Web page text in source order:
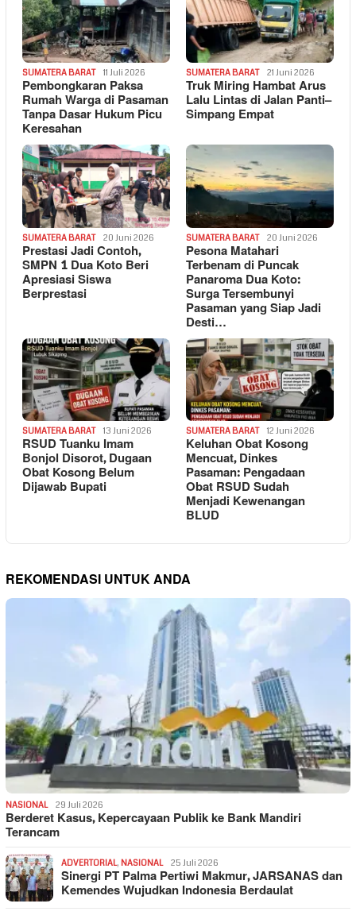
SUMATERA BARAT 11 Juli 2026
Pembongkaran Paksa
Rumah Warga di Pasaman
Tanpa Dasar Hukum Picu
Keresahan
SUMATERA BARAT 21 Juni 2026
Truk Miring Hambat Arus
Lalu Lintas di Jalan Panti–
Simpang Empat
SUMATERA BARAT 20 Juni 2026
Prestasi Jadi Contoh,
SMPN 1 Dua Koto Beri
Apresiasi Siswa
Berprestasi
SUMATERA BARAT 20 Juni 2026
Pesona Matahari
Terbenam di Puncak
Panaroma Dua Koto:
Surga Tersembunyi
Pasaman yang Siap Jadi
Desti…
SUMATERA BARAT 13 Juni 2026
RSUD Tuanku Imam
Bonjol Disorot, Dugaan
Obat Kosong Belum
Dijawab Bupati
SUMATERA BARAT 12 Juni 2026
Keluhan Obat Kosong
Mencuat, Dinkes
Pasaman: Pengadaan
Obat RSUD Sudah
Menjadi Kewenangan
BLUD
REKOMENDASI UNTUK ANDA
NASIONAL 29 Juli 2026
Berderet Kasus, Kepercayaan Publik ke Bank Mandiri
Terancam
ADVERTORIAL, NASIONAL 25 Juli 2026
Sinergi PT Palma Pertiwi Makmur, JARSANAS dan
Kemendes Wujudkan Indonesia Berdaulat